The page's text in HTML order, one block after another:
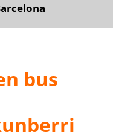
bus